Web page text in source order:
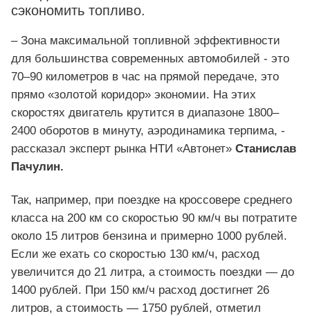
сэкономить топливо.
– Зона максимальной топливной эффективности
для большинства современных автомобилей - это
70–90 километров в час на прямой передаче, это
прямо «золотой коридор» экономии. На этих
скоростях двигатель крутится в диапазоне 1800–
2400 оборотов в минуту, аэродинамика терпима, -
рассказал эксперт рынка НТИ «Автонет» Станислав
Пачулин.
Так, например, при поездке на кроссовере среднего
класса на 200 км со скоростью 90 км/ч вы потратите
около 15 литров бензина и примерно 1000 рублей.
Если же ехать со скоростью 130 км/ч, расход
увеличится до 21 литра, а стоимость поездки — до
1400 рублей. При 150 км/ч расход достигнет 26
литров, а стоимость — 1750 рублей, отметил